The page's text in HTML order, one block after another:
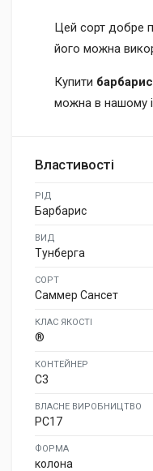
Цей сорт добре
його можна
Купити барбарис
можна в нашому
Властивості
РІД
Барбарис
ВИД
Тунберга
СОРТ
Саммер Сансет
КЛАС ЯКОСТІ
®
КОНТЕЙНЕР
C3
ВЛАСНЕ ВИРОБНИЦТВО
PC17
ФОРМА
колона